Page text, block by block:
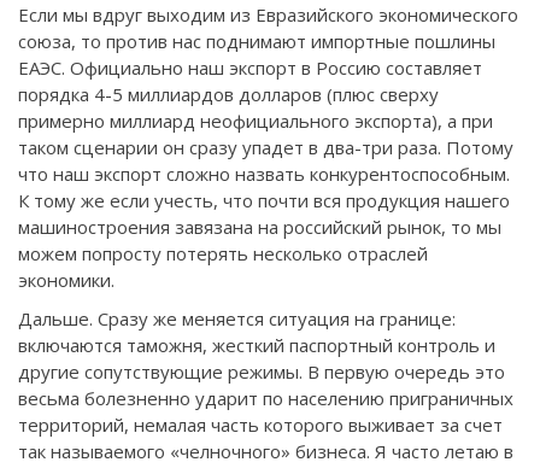
Если мы вдруг выходим из Евразийского экономического
союза, то против нас поднимают импортные пошлины
ЕАЭС. Официально наш экспорт в Россию составляет
порядка 4-5 миллиардов долларов (плюс сверху
примерно миллиард неофициального экспорта), а при
таком сценарии он сразу упадет в два-три раза. Потому
что наш экспорт сложно назвать конкурентоспособным.
К тому же если учесть, что почти вся продукция нашего
машиностроения завязана на российский рынок, то мы
можем попросту потерять несколько отраслей
экономики.
Дальше. Сразу же меняется ситуация на границе:
включаются таможня, жесткий паспортный контроль и
другие сопутствующие режимы. В первую очередь это
весьма болезненно ударит по населению приграничных
территорий, немалая часть которого выживает за счет
так называемого «челночного» бизнеса. Я часто летаю в